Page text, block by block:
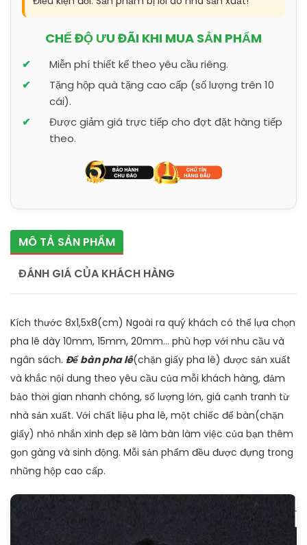
CHẾ ĐỘ ƯU ĐÃI KHI MUA SẢN PHẨM
Miễn phí thiết kế theo yêu cầu riêng.
Tặng hộp quà tặng cao cấp (số lượng trên 10
cái).
Được giảm giá trực tiếp cho đợt đặt hàng tiếp
theo.
MÔ TẢ SẢN PHẨM
ĐÁNH GIÁ CỦA KHÁCH HÀNG
Kích thước 8x1,5x8(cm) Ngoài ra quý khách có thể lựa chọn
pha lê dày 10mm, 15mm, 20mm… phù hợp với nhu cầu và
ngân sách. Để bàn pha lê(chặn giấy pha lê) được sản xuất
và khắc nội dung theo yêu cầu của mỗi khách hàng, đảm
bảo thời gian nhanh chóng, số lượng lớn, giá cạnh tranh từ
nhà sản xuất. Với chất liệu pha lê, một chiếc để bàn(chặn
giấy) nhỏ nhắn xinh đẹp sẽ làm bàn làm việc của bạn thêm
gọn gàng và sinh động. Mỗi sản phẩm đều được đựng trong
những hộp cao cấp.